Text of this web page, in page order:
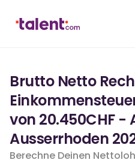
Brutto Netto
von 20.450CHF -
Ausserrhoden
Berechne Deinen